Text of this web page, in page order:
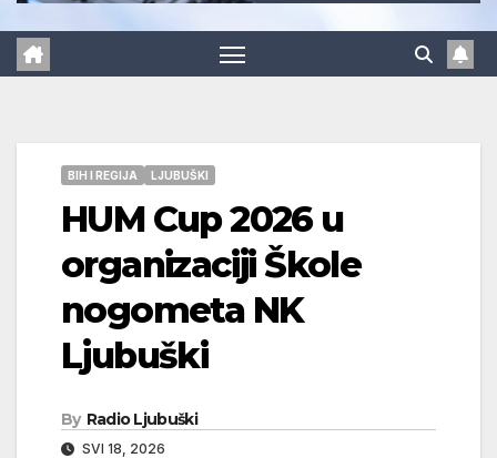
BIH I REGIJA LJUBUŠKI
HUM Cup 2026 u
organizaciji Škole
nogometa NK
Ljubuški
By Radio Ljubuški
SVI 18, 2026